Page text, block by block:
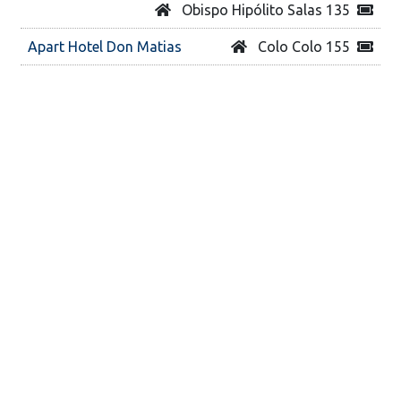
Obispo Hipólito Salas 135
Apart Hotel Don Matias Colo Colo 155